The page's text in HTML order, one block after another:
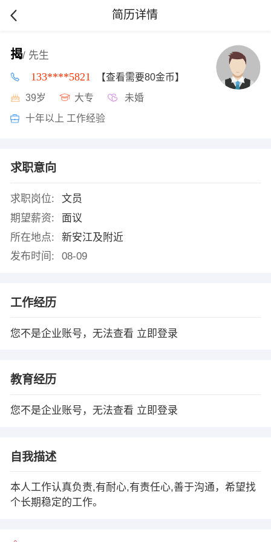
简历详情
揭/ 先生
133****5821 【查看需要80金币】
39岁 大专 未婚
十年以上 工作经验
求职意向
求职岗位:
文员
期望薪资:
面议
所在地点:
新安江及附近
发布时间:
08-09
工作经历
您不是企业账号，无法查看 立即登录
教育经历
您不是企业账号，无法查看 立即登录
自我描述
本人工作认真负责,有耐心,有责任心,善于沟通，希望找
个长期稳定的工作。